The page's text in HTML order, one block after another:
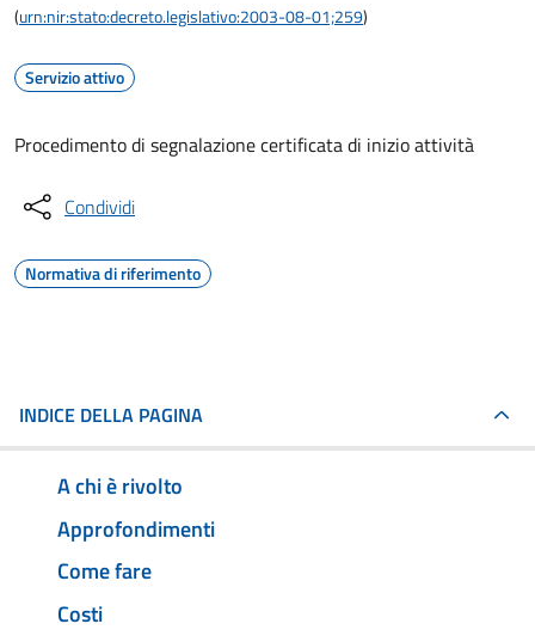
(urn:nir:stato:decreto.legislativo:2003-08-01;259)
Servizio attivo
Procedimento di segnalazione certificata di inizio attività
Condividi
Normativa di riferimento
INDICE DELLA PAGINA
A chi è rivolto
Approfondimenti
Come fare
Costi